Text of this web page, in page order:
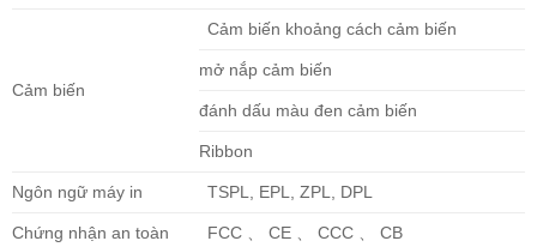
Cảm biến
Cảm biến khoảng cách cảm biến
mở nắp cảm biến
đánh dấu màu đen cảm biến
Ribbon
Ngôn ngữ máy in TSPL, EPL, ZPL, DPL
Chứng nhận an toàn FCC 、 CE 、 CCC 、 CB